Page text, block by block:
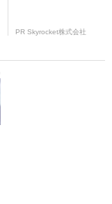
PR Skyrocket株式会社